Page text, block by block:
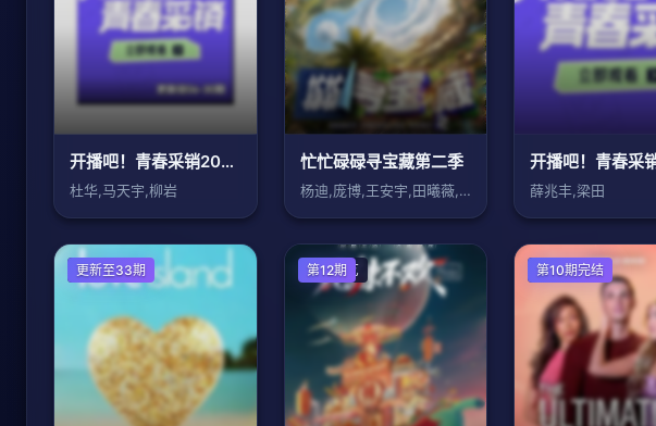
开播吧！青春采销2026
杜华,马天宇,柳岩
忙忙碌碌寻宝藏第二季
杨迪,庞博,王安宇,田曦薇,武艺 薛兆丰,梁田
欧美综艺
更新至33期 大陆综艺
第12期 欧美综艺
第10期完结